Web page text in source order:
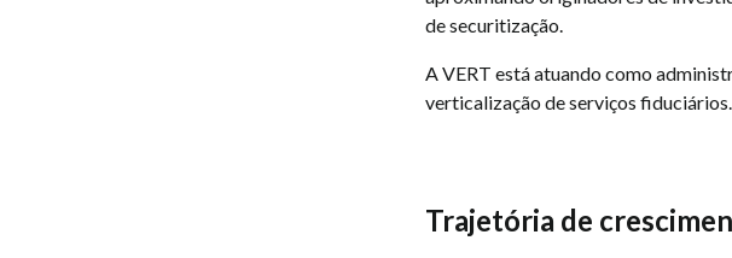
de securitização.
A VERT está atuando como
verticalização de serviços fiduciários.
Trajetória de